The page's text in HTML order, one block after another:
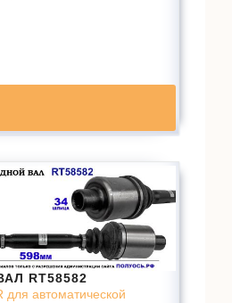
RT58582
для автоматической